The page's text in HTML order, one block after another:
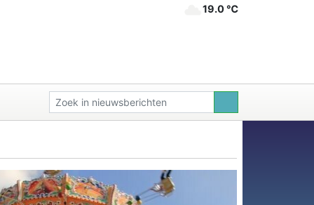
19.0 ℃